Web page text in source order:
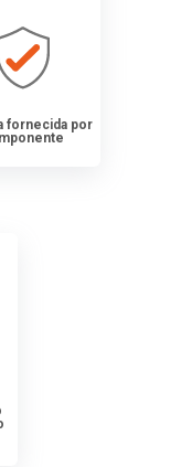
fornecida por